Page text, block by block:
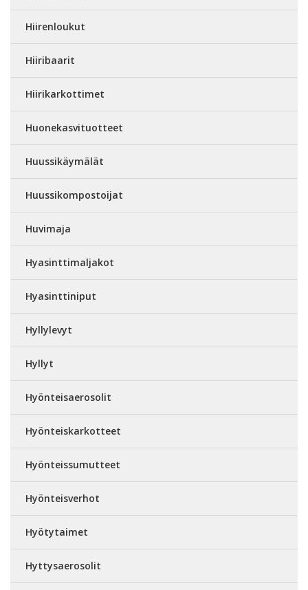
Hiirenloukut
Hiiribaarit
Hiirikarkottimet
Huonekasvituotteet
Huussikäymälät
Huussikompostoijat
Huvimaja
Hyasinttimaljakot
Hyasinttiniput
Hyllylevyt
Hyllyt
Hyönteisaerosolit
Hyönteiskarkotteet
Hyönteissumutteet
Hyönteisverhot
Hyötytaimet
Hyttysaerosolit